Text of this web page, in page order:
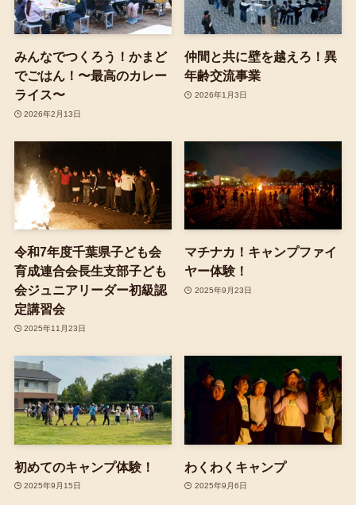
みんなでつくろう！かまど
でごはん！〜最高のカレー
ライス〜
2026年2月13日
仲間と共に壁を越えろ！異
年齢交流事業
2026年1月3日
令和7年度千葉県子ども会
育成連合会長生支部子ども
会ジュニアリーダー初級認
定講習会
2025年11月23日
マチナカ！キャンプファイ
ヤー体験！
2025年9月23日
初めてのキャンプ体験！
2025年9月15日
わくわくキャンプ
2025年9月6日